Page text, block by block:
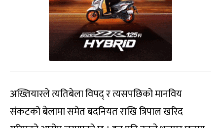
अख्तियारले त्यतिबेला विपद् र त्यसपछिको मानविय
संकटको बेलामा समेत बदनियत राखि त्रिपाल खरिद